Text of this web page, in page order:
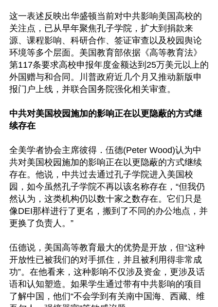
这一表述反映出华盛顿当前对中共影响美国高校的
关注点，已从早年聚焦孔子学院，扩大到捐款来
源、课程影响、科研合作、签证审查以及校园舆论
环境等多个层面。美国教育部依据《高等教育法》
第117条要求高校申报年度金额达到25万美元以上的
外国赠与和合同。川普政府近几个月又推动新版申
报门户上线，并联合国务院强化相关审查。
中共对美国校园施加的影响正在以更隐蔽的方式继
续存在
全美学者协会主席彼得．伍德(Peter Wood)认为中
共对美国校园施加的影响正在以更隐蔽的方式继续
存在。他说，中共过去通过孔子学院进入美国校
园，如今虽然孔子学院不再以该名称存在，“但我仍
然认为，这类机构仍以数十家之数存在。它们只是
像DEI那样进行了更名，搬到了不同的办公地点，并
更换了负责人。”
伍德说，美国高等教育最大的优势是开放，但“这种
开放性已被我们的对手抓住，并且被利用得非常成
功”。在他看来，这种影响不仅涉及资金，更涉及话
语和认知塑造。如果学生通过带有中共影响的项目
了解中国，他们“不会学到有关南中国海、西藏、维